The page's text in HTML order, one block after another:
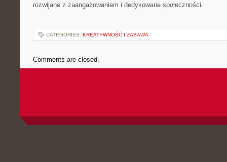
rozwijane z zaangażowaniem i dedykowane społeczności.
CATEGORIES: KREATYWNOŚĆ I ZABAWA
Comments are closed.